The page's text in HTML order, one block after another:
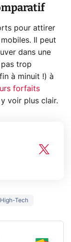
pour attirer
Il peut
dans une
trop
à minuit !) à
forfaits
voir plus clair.
Tech